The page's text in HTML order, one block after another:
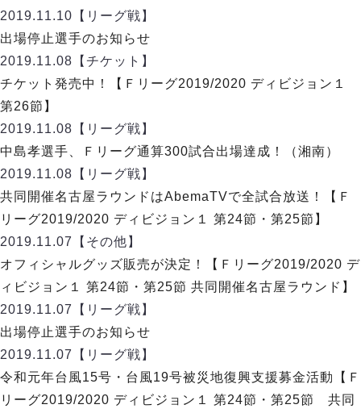
クラブ
チケット
メディア情報
フットサル日本代表
その他
順位表
戦績表
警告・退場・出場停止選手
個人ランキング｜ゴール
個人ランキング｜シュート
個人ランキング｜シュート成功率
個人ランキング｜第2PK
メットライフ生命Ｆ２リーグ
試合日程
順位表
戦績表
警告・退場・出場停止選手
個人ランキング｜ゴール
個人ランキング｜シュート
個人ランキング｜シュート成功率
個人ランキング｜第2PK
メットライフ生命Ｆ１リーグ
エスポラーダ北海道
バルドラール浦安
フウガドールすみだ
しながわシティ
立川アスレティックFC
ペスカドーラ町田
湘南ベルマーレ
ボアルース長野
名古屋オーシャンズ
シュライカー大阪
ボルクバレット北九州
バサジィ大分
メットライフ生命Ｆ２リーグ
ヴォスクオーレ仙台
マルバ水戸FC
チケットを買う
アリーナ情報 ARENA
リーグ概要 ABOUT US
リーグ概要
日本フットサルリーグについて
大会概要
リーグ要項
クラブライセンス関連
アリーナ観戦マナー&ルール
過去の記録 ARCHIVE
過去の試合記録
ディビジョン1 試合記録
ディビジョン2 試合記録
Ｆリーグカップ 試合記録
リーグ統計データ
プロジェクト PROJECT
ABeam AWARD
DIVISION 01
2019.11.10 【リーグ戦】
出場停止選手のお知らせ
2019.11.08 【チケット】
チケット発売中！【Ｆリーグ2019/2020 ディビジョン１
第26節】
2019.11.08 【リーグ戦】
中島孝選手、Ｆリーグ通算300試合出場達成！（湘南）
2019.11.08 【リーグ戦】
共同開催名古屋ラウンドはAbemaTVで全試合放送！【Ｆ
リーグ2019/2020 ディビジョン１ 第24節・第25節】
2019.11.07
【その他】
オフィシャルグッズ販売が決定！【Ｆリーグ2019/2020 デ
ィビジョン１ 第24節・第25節 共同開催名古屋ラウンド】
2019.11.07
【リーグ戦】
出場停止選手のお知らせ
2019.11.07
【リーグ戦】
令和元年台風15号・台風19号被災地復興支援募金活動【Ｆ
リーグ2019/2020 ディビジョン１ 第24節・第25節 共同